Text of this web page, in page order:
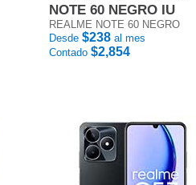
NOTE 60 NEGRO IU
REALME NOTE 60 NEGRO
Desde $238 al mes
Contado $2,854